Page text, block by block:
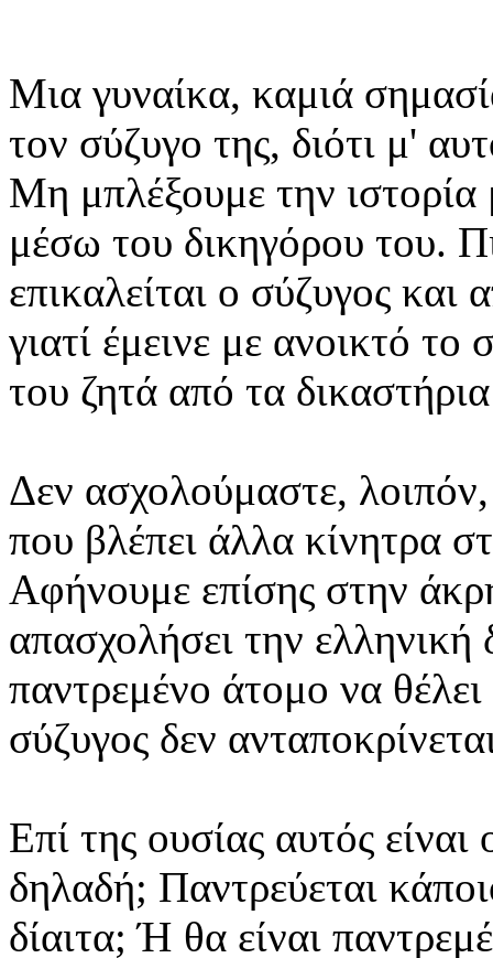
Μια γυναίκα, καμιά
τον σύζυγο της, διότι μ'
Μη μπλέξουμε την ιστορία
μέσω του δικηγόρου του.
επικαλείται ο σύζυγος και
γιατί έμεινε με ανοικτό
του ζητά από τα
Δεν ασχολούμαστε, λοιπόν,
που βλέπει άλλα κίνητρα
Αφήνουμε επίσης στην
απασχολήσει την
παντρεμένο άτομο να
σύζυγος δεν
Επί της ουσίας αυτός
δηλαδή; Παντρεύεται
δίαιτα; Ή θα είναι